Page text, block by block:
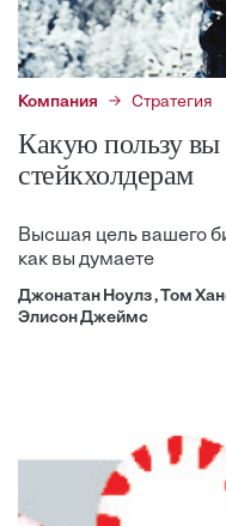
Компания Стратегия
Какую пользу
стейкхолдерам
Высшая цель вашего
как вы думаете
Джонатан Ноулз , Том
Элисон Джеймс